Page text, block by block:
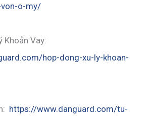
o-my/
Khoản Vay:
hop-dong-xu-ly-khoan-
https://www.danguard.com/tu-